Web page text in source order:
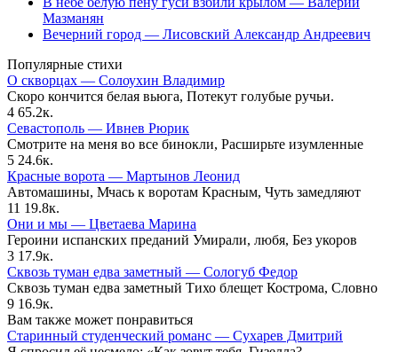
Мазманян
Вечерний город — Лисовский Александр Андреевич
Популярные стихи
О скворцах — Солоухин Владимир
Скоро кончится белая вьюга, Потекут голубые ручьи.
4 65.2к.
Севастополь — Ивнев Рюрик
Смотрите на меня во все бинокли, Расширьте изумленные
5 24.6к.
Красные ворота — Мартынов Леонид
Автомашины, Мчась к воротам Красным, Чуть замедляют
11 19.8к.
Они и мы — Цветаева Марина
Героини испанских преданий Умирали, любя, Без укоров
3 17.9к.
Сквозь туман едва заметный — Сологуб Федор
Сквозь туман едва заметный Тихо блещет Кострома, Словно
9 16.9к.
Вам также может понравиться
Старинный студенческий романс — Сухарев Дмитрий